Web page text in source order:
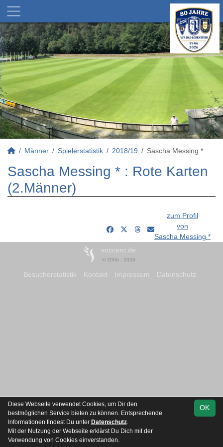
Männer Spielerstatistik 2018/19 Sascha Messing *
Sascha Messing * : Rote Karten
(2.Männer)
zum Profil
von
Sascha Messing *
soccero.de
© 2006 - 2026
Besucherstatistik Kontakt Impressum Datenschutz
OK
Diese Webseite verwendet Cookies, um Dir den
bestmöglichen Service bieten zu können. Entsprechende
Informationen findest Du unter Datenschutz.
Mit der Nutzung der Webseite erklärst Du Dich mit der
Verwendung von Cookies einverstanden.